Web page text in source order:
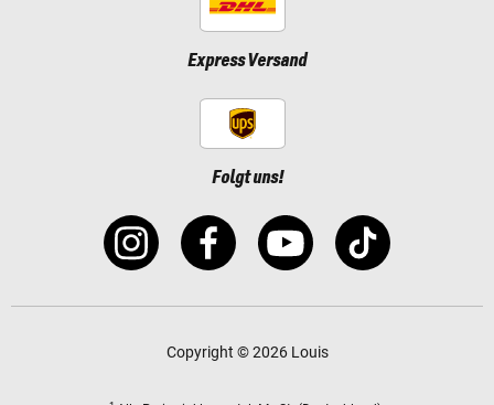
Express Versand
Folgt uns!
Copyright © 2026 Louis